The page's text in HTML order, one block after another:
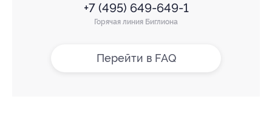
+7 (495) 649-649-1
Горячая линия Биглиона
Перейти в FAQ